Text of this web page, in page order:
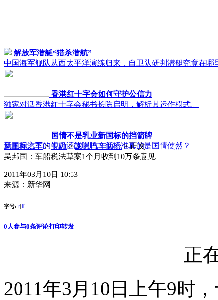
解放军潜艇“猎杀潜航”
中国海军舰队从西太平洋演练归来，自卫队研判潜艇究竟在哪
香港红十字会如何守护公信力
独家对话香港红十字会秘书长陈启明，解析其运作模式。
国情不是乳业新国标的挡箭牌
新国标之下的牛奶还能喝吗？低标准真的是国情使然？
凤凰网汽车>视频>2011汽车两会> 正文
吴邦国：车船税法草案1个月收到10万条意见
2011年03月10日 10:53
来源： 新华网
字号:T|T
0 人参与0条评论打印转发
正
2011年3月10日上午9时